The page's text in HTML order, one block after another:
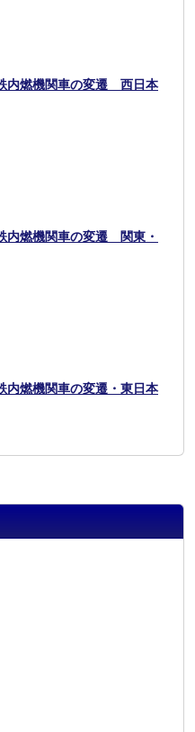
内燃機関車の変遷 西日本
内燃機関車の変遷 関東・
燃機関車の変遷・東日本